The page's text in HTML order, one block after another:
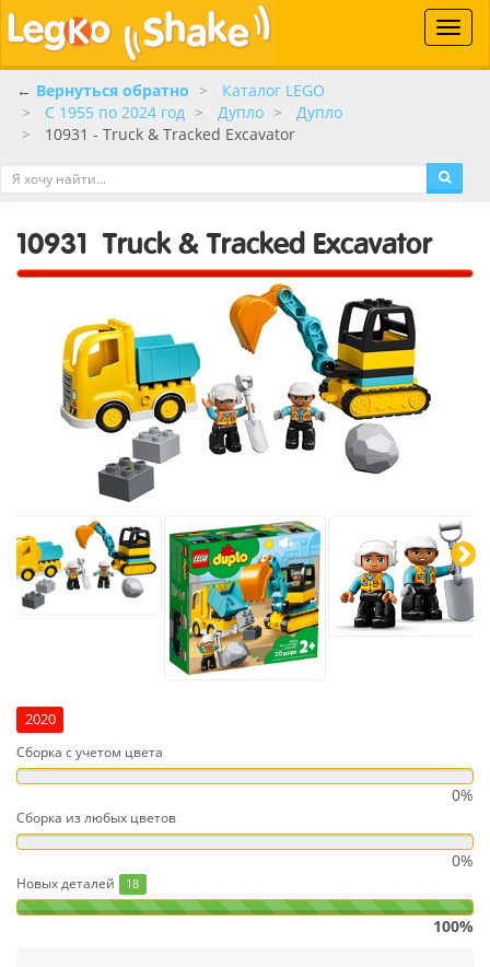
Toggle
← Вернуться обратно
Каталог LEGO
C 1955 по 2024 год
Дупло
Дупло
10931 - Truck & Tracked Excavator
10931 Truck & Tracked Excavator
2020
Сборка с учетом цвета
0%
Сборка из любых цветов
0%
Новых деталей 18
100%